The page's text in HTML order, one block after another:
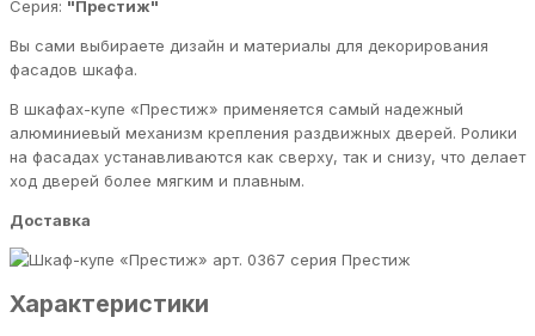
Серия: "Престиж"
Вы сами выбираете дизайн и материалы для декорирования
фасадов шкафа.
В шкафах-купе «Престиж» применяется самый надежный
алюминиевый механизм крепления раздвижных дверей. Ролики
на фасадах устанавливаются как сверху, так и снизу, что делает
ход дверей более мягким и плавным.
Доставка
серия Престиж
Характеристики